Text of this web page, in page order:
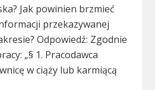
Jak powinien brzmieć
przekazywanej
Odpowiedź: Zgodnie
„§ 1. Pracodawca
w ciąży lub karmiącą